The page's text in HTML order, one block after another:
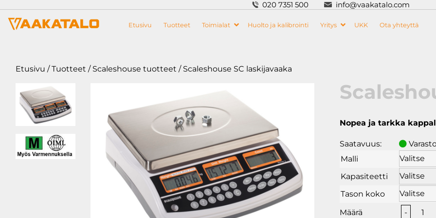
020 7351 500 info@vaakatalo.com
Etusivu Tuotteet Toimialat Huolto ja kalibrointi Yritys UKK Ota yhteyttä
Etusivu /Tuotteet / Scaleshouse tuotteet / Scaleshouse SC laskijavaaka
Nopea ja tarkka
Saatavuus:
Malli
Kapasiteetti
Tason koko
-